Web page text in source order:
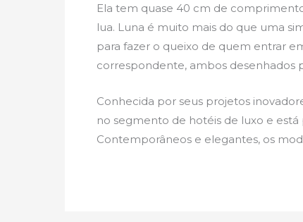
Ela tem quase 40 cm de
lua. Luna é muito mais do que uma
para fazer o queixo de quem entrar
correspondente, ambos desenhados
Conhecida por seus projetos
no segmento de hotéis de luxo e
Contemporâneos e elegantes, os